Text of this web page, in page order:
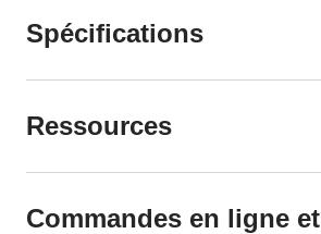
Spécifications
Ressources
Commandes en ligne